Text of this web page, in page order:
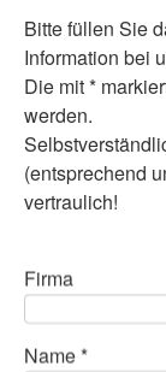
Bitte füllen Sie
Information bei
Die mit *
werden.
(entsprechend
vertraulich!
Firma
Name *